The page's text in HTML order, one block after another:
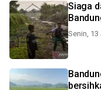
Siaga
Senin, 13